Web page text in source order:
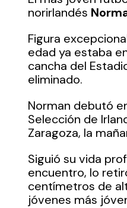
norirlandés
Figura
edad ya estaba
cancha del
eliminado.
Norman debutó
Selección de
Zaragoza, la
Siguió su vida
encuentro, lo
centímetros de
jóvenes más